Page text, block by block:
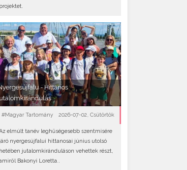
projektet.
- Hittanos
#Magyar Tartomány 2026-07-02, Csütörtök
elmúlt tanév leghűségesebb szentmisére
járó nyergesújfalui hittanosai június utolsó
hetében jutalomkiránduláson vehettek részt,
Bakonyi Loretta..